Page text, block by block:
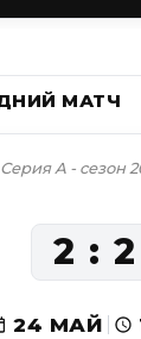
Серия А - сезон
24 МАЙ
2 2